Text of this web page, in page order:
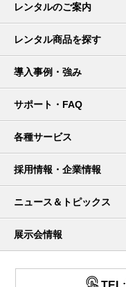
レンタルのご案内
レンタル商品を探す
導入事例・強み
サポート・FAQ
各種サービス
採用情報・企業情報
ニュース＆トピックス
展示会情報